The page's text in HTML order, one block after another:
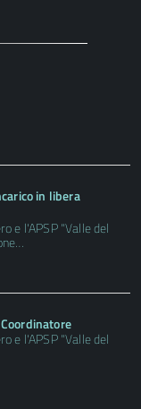
in libera
e l'APSP "Valle del
e l'APSP "Valle del